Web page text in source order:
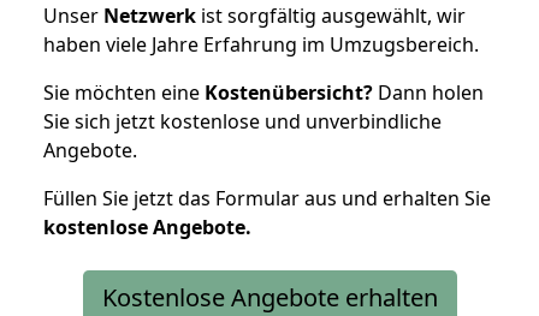
Unser Netzwerk ist sorgfältig ausgewählt, wir
haben viele Jahre Erfahrung im Umzugsbereich.
Sie möchten eine Kostenübersicht? Dann holen
Sie sich jetzt kostenlose und unverbindliche
Angebote.
Füllen Sie jetzt das Formular aus und erhalten Sie
kostenloseAngebote.
Kostenlose Angebote erhalten